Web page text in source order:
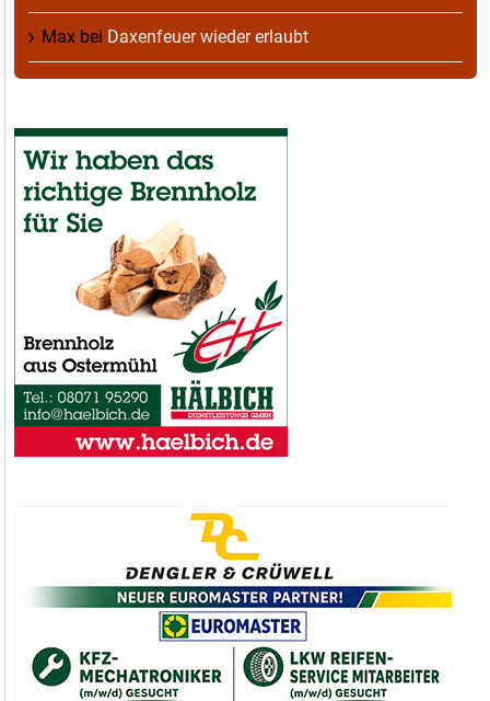
Max bei Daxenfeuer wieder erlaubt